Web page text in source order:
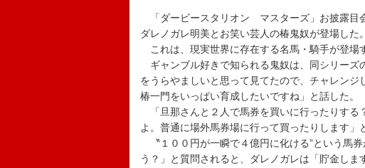
「ダービースタリオン マスターズ」お披露目
ダレノガレ明美とお笑い芸人の椿鬼奴が登場した。
これは、現実世界に存在する名馬・騎手が登場
ギャンブル好きで知られる鬼奴は、同シリーズ
をうらやましいと思って見てたので、チャレンジ
椿一門をいっぱい育成したいですね」と話した。
「旦那さんと２人で馬券を買いに行ったりする
よ。普通に場外馬券場に行って買ったりします」
〝１００円が一瞬で４億円に化ける”という馬
う？」と質問されると、ダレノガレは「貯金し